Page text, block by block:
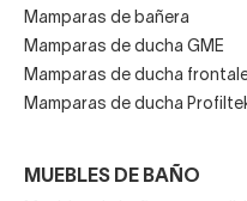
La coherencia estética y
de tu baño. Por eso,
Mamparas de bañera
Mamparas de ducha GME
Mamparas de ducha
Mamparas de ducha
MUEBLES DE BAÑO